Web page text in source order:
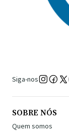
Siga-nos
SOBRE NÓS
Quem somos